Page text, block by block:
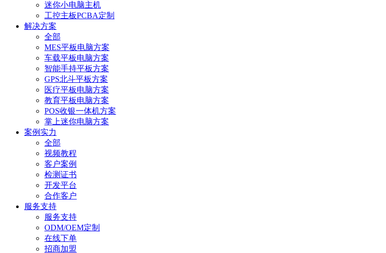
迷你小电脑主机
工控主板PCBA定制
解决方案
全部
MES平板电脑方案
车载平板电脑方案
智能手持平板方案
GPS北斗平板方案
医疗平板电脑方案
教育平板电脑方案
POS收银一体机方案
掌上迷你电脑方案
案例实力
全部
视频教程
客户案例
检测证书
开发平台
合作客户
服务支持
服务支持
ODM/OEM定制
在线下单
招商加盟